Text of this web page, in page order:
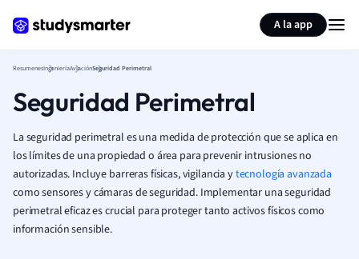
A la app
ResumenesIngenieríaAviaciónSeguridad Perimetral
Seguridad Perimetral
La seguridad perimetral es una medida de protección que se aplica en
los límites de una propiedad o área para prevenir intrusiones no
autorizadas. Incluye barreras físicas, vigilancia ytecnología avanzada
como sensores y cámaras de seguridad. Implementar una seguridad
perimetral eficaz es crucial para proteger tanto activos físicos como
información sensible.
Resumir página